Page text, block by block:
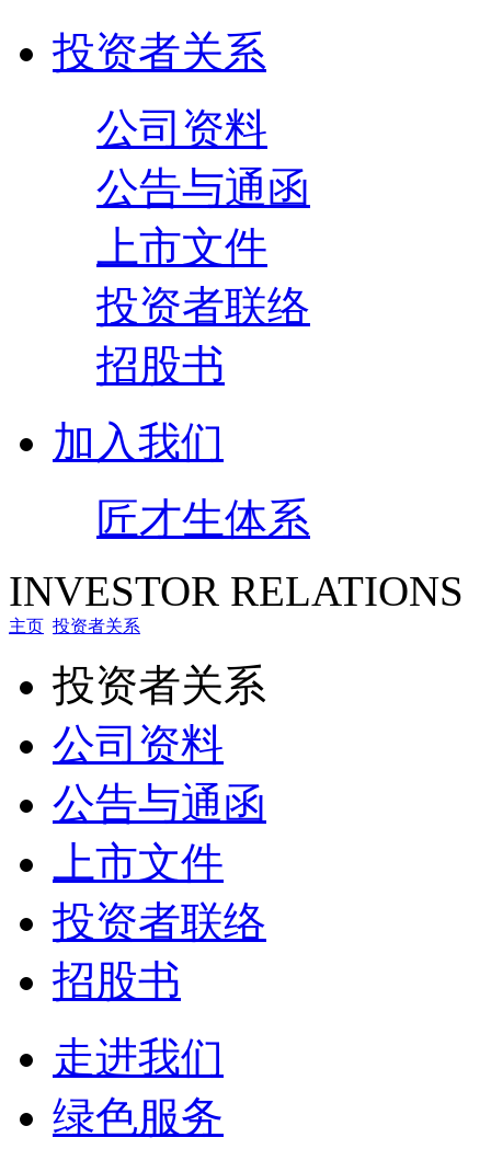
投资者关系
公司资料
公告与通函
上市文件
投资者联络
招股书
加入我们
匠才生体系
INVESTOR RELATIONS
主页 投资者关系
投资者关系
公司资料
公告与通函
上市文件
投资者联络
招股书
走进我们
绿色服务